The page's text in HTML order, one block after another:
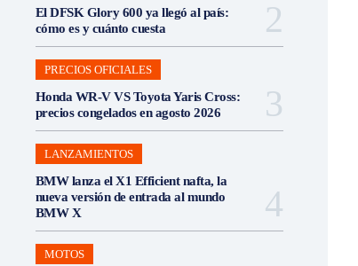
El DFSK Glory 600 ya llegó al país:
cómo es y cuánto cuesta
PRECIOS OFICIALES
Honda WR-V VS Toyota Yaris Cross:
precios congelados en agosto 2026
LANZAMIENTOS
BMW lanza el X1 Efficient nafta, la
nueva versión de entrada al mundo
BMW X
MOTOS